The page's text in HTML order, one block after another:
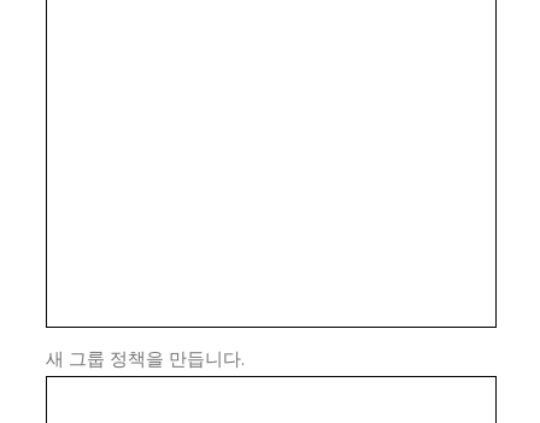
새 그룹 정책을 만듭니다.